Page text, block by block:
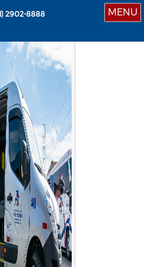
MENU
2902-8888